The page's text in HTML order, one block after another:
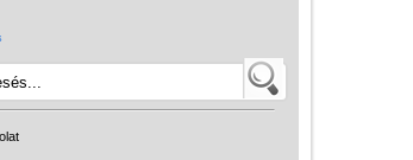
1-3 munkanapos kiszállítás